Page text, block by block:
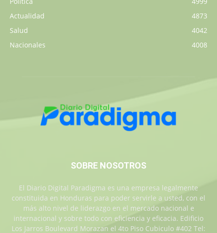
Actualidad
4873
Salud
4042
Nacionales
4008
SOBRE NOSOTROS
El Diario Digital Paradigma es una empresa legalmente
constituida en Honduras para poder servirle a usted, con el
más alto nivel de liderazgo en el mercado nacional e
internacional y sobre todo con eficiencia y eficacia. Edificio
Los Jarros Boulevard Morazan el 4to Piso Cubiculo #402 Tel: